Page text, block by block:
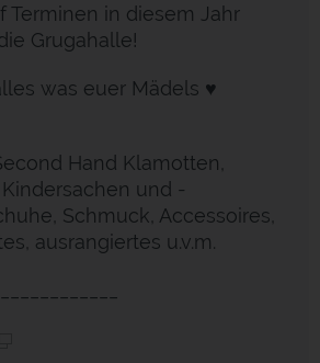
Terminen in diesem Jahr
Grugahalle!
was euer Mädels ♥
Hand Klamotten,
und -
Schmuck, Accessoires,
ausrangiertes u.v.m.